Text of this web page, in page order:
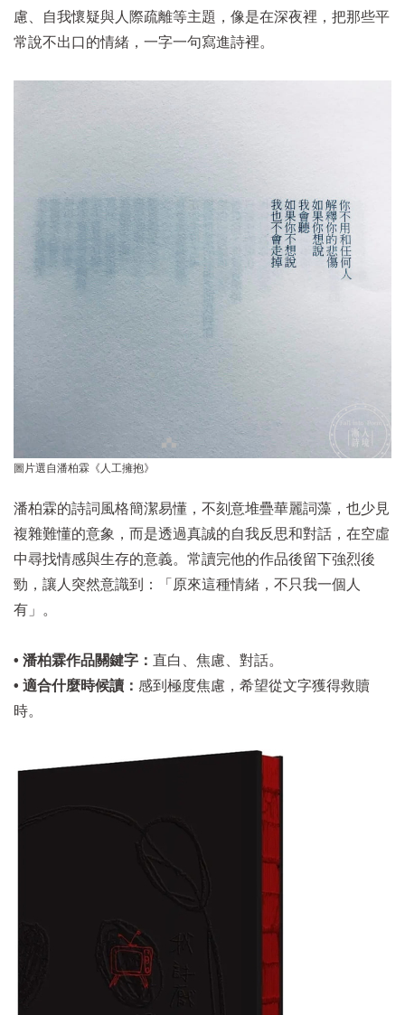
慮、自我懷疑與人際疏離等主題，像是在深夜裡，把那些平
常說不出口的情緒，一字一句寫進詩裡。
圖片選自潘柏霖《人工擁抱》
潘柏霖的詩詞風格簡潔易懂，不刻意堆疊華麗詞藻，也少見
複雜難懂的意象，而是透過真誠的自我反思和對話，在空虛
中尋找情感與生存的意義。常讀完他的作品後留下強烈後
勁，讓人突然意識到：「原來這種情緒，不只我一個人
有」。
• 潘柏霖作品關鍵字： 直白、焦慮、對話。
• 適合什麼時候讀： 感到極度焦慮，希望從文字獲得救贖
時。